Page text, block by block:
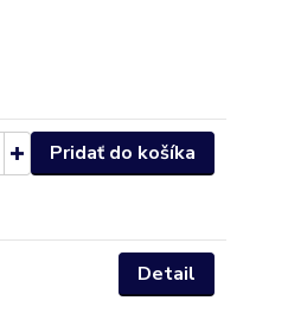
Pridať do košíka
Detail